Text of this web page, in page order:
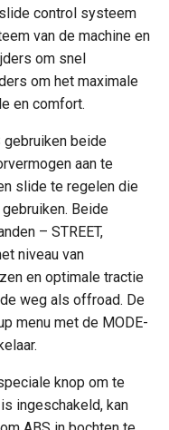
control systeem
van de machine en
om snel
om het maximale
en comfort.
gebruiken beide
aan te
slide te regelen die
Beide
– STREET,
niveau van
en optimale tractie
weg als offroad. De
menu met de MODE-
knop om te
ingeschakeld, kan